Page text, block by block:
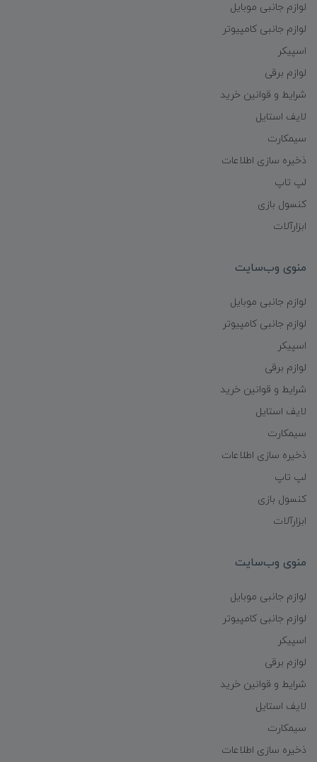
لوازم جانبی موبایل
لوازم جانبی کامپیوتر
اسپیکر
لوازم برقی
شرایط و قوانین خرید
لایف استایل
سیمکارت
ذخیره سازی اطلاعات
لپ تاپ
کنسول بازی
ابزارآلات
منوی وب‌سایت
لوازم جانبی موبایل
لوازم جانبی کامپیوتر
اسپیکر
لوازم برقی
شرایط و قوانین خرید
لایف استایل
سیمکارت
ذخیره سازی اطلاعات
لپ تاپ
کنسول بازی
ابزارآلات
منوی وب‌سایت
لوازم جانبی موبایل
لوازم جانبی کامپیوتر
اسپیکر
لوازم برقی
شرایط و قوانین خرید
لایف استایل
سیمکارت
ذخیره سازی اطلاعات